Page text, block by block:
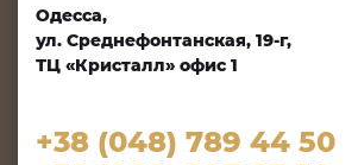
Одесса,
ул. Среднефонтанская, 19-г,
ТЦ «Кристалл» офис 1
+38 (048) 789 44 50